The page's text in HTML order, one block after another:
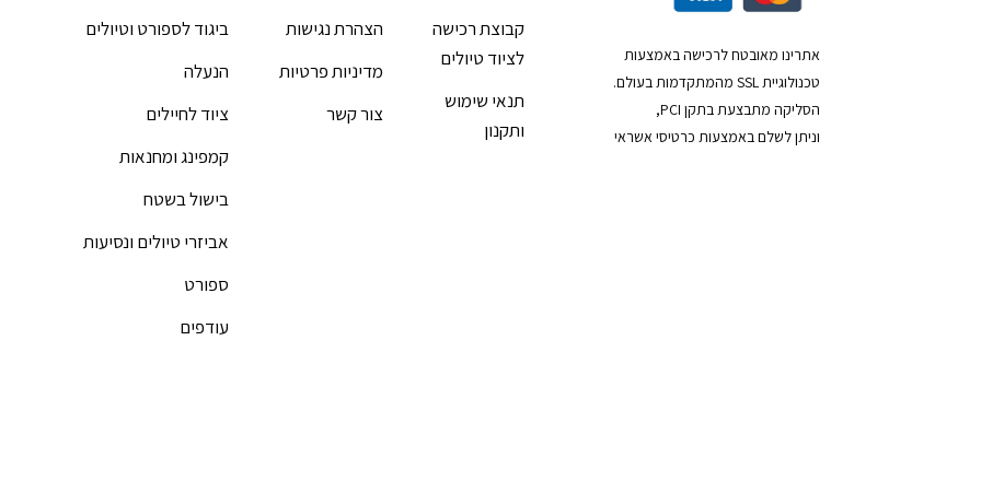
אתרינו מאובטח לרכישה באמצעות
טכנולוגיית SSL מהמתקדמות בעולם.
הסליקה מתבצעת בתקן PCI,
וניתן לשלם באמצעות כרטיסי אשראי
קבוצת רכישה
לציוד טיולים
תנאי שימוש
ותקנון
הצהרת נגישות
מדיניות פרטיות
צור קשר
ביגוד לספורט וטיולים
הנעלה
ציוד לחיילים
קמפינג ומחנאות
בישול בשטח
אביזרי טיולים ונסיעות
ספורט
עודפים